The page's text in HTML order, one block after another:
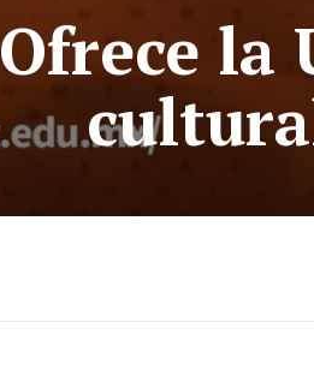
Ofrece la